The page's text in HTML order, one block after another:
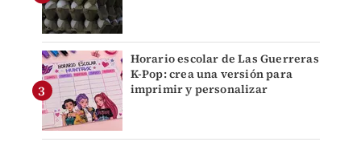
Horario escolar de Las Guerreras
K-Pop: crea una versión para
imprimir y personalizar